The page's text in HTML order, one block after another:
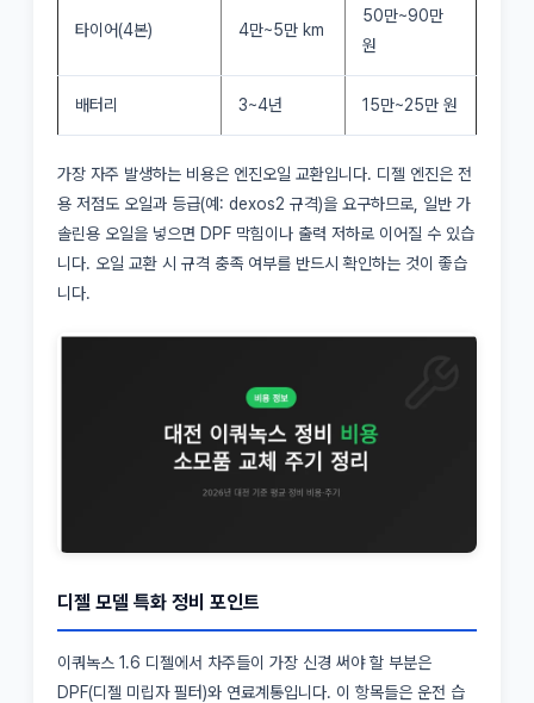
타이어(4본) 4만~5만 km
50만~90만
원
배터리 3~4년 15만~25만 원
가장 자주 발생하는 비용은 엔진오일 교환입니다. 디젤 엔진은 전
용 저점도 오일과 등급(예: dexos2 규격)을 요구하므로, 일반 가
솔린용 오일을 넣으면 DPF 막힘이나 출력 저하로 이어질 수 있습
니다. 오일 교환 시 규격 충족 여부를 반드시 확인하는 것이 좋습
니다.
디젤 모델 특화 정비 포인트
이쿼녹스 1.6 디젤에서 차주들이 가장 신경 써야 할 부분은
DPF(디젤 미립자 필터)와 연료계통입니다. 이 항목들은 운전 습